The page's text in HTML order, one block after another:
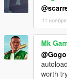
11
Mk
worth